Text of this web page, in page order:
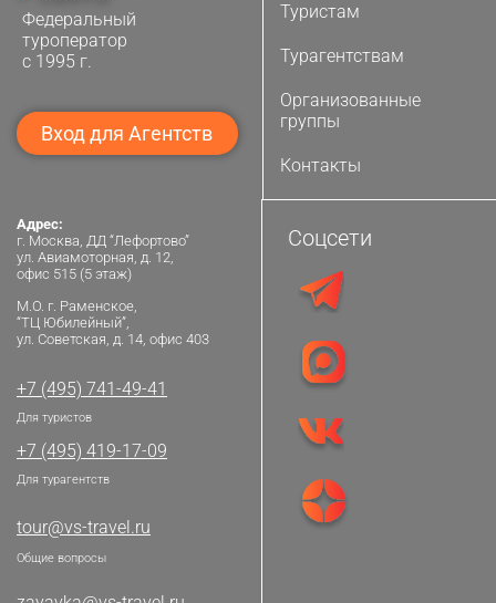
Федеральный
туроператор
с 1995 г.
Вход для Агентств
Туристам
Турагентствам
Организованные
группы
Контакты
Адрес:
г. Москва, ДД “Лефортово”
ул. Авиамоторная, д. 12,
офис 515 (5 этаж)
М.О. г. Раменское,
“ТЦ Юбилейный”,
ул. Советская, д. 14, офис 403
+7 (495) 741-49-41
Для туристов
+7 (495) 419-17-09
Для турагентств
tour@vs-travel.ru
Общие вопросы
Соцсети